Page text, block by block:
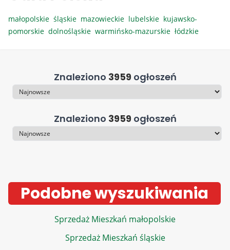
małopolskie śląskie mazowieckie lubelskie kujawsko-
pomorskie dolnośląskie warmińsko-mazurskie łódzkie
Znaleziono 3959 ogłoszeń
Sortowanie
Znaleziono 3959 ogłoszeń
Sortowanie
Podobne wyszukiwania
Sprzedaż Mieszkań małopolskie
Sprzedaż Mieszkań śląskie